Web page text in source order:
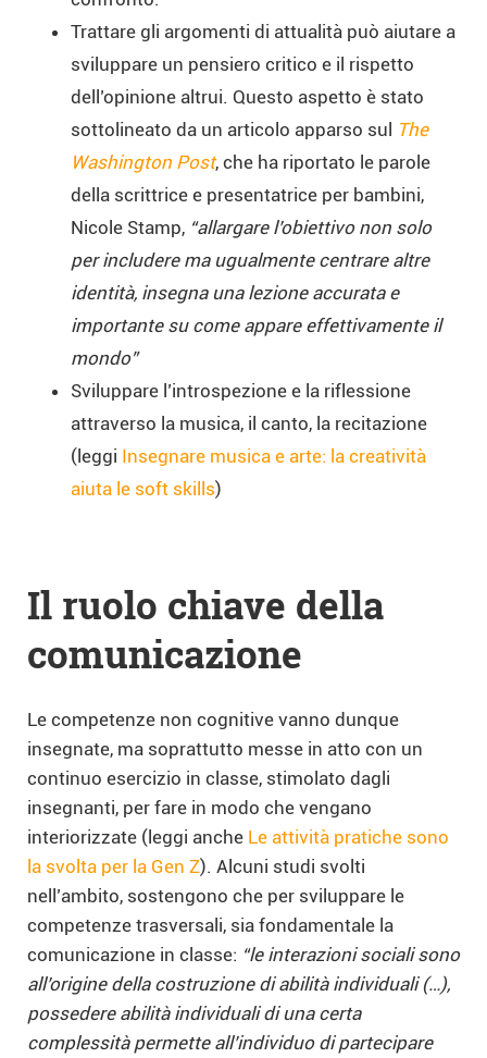
Trattare gli argomenti di attualità può aiutare a
sviluppare un pensiero critico e il rispetto
dell’opinione altrui. Questo aspetto è stato
sottolineato da un articolo apparso sul The
Washington Post, che ha riportato le parole
della scrittrice e presentatrice per bambini,
Nicole Stamp, “allargare l’obiettivo non solo
per includere ma ugualmente centrare altre
identità, insegna una lezione accurata e
importante su come appare effettivamente il
mondo”
Sviluppare l’introspezione e la riflessione
attraverso la musica, il canto, la recitazione
(leggi Insegnare musica e arte: la creatività
aiuta le soft skills)
Il ruolo chiave della
comunicazione
Le competenze non cognitive vanno dunque
insegnate, ma soprattutto messe in atto con un
continuo esercizio in classe, stimolato dagli
insegnanti, per fare in modo che vengano
interiorizzate (leggi anche Le attività pratiche sono
la svolta per la Gen Z). Alcuni studi svolti
nell’ambito, sostengono che per sviluppare le
competenze trasversali, sia fondamentale la
comunicazione in classe: “le interazioni sociali sono
all’origine della costruzione di abilità individuali (…),
possedere abilità individuali di una certa
complessità permette all’individuo di partecipare